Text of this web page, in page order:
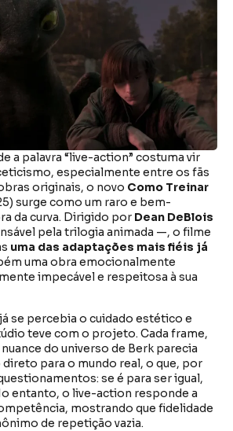
a palavra “live-action” costuma vir
especialmente entre os fãs
originais, o novo Como Treinar
surge como um raro e bem-
da curva. Dirigido por Dean DeBlois
pela trilogia animada —, o filme
uma das adaptações mais fiéis já
uma obra emocionalmente
impecável e respeitosa à sua
se percebia o cuidado estético e
teve com o projeto. Cada frame,
do universo de Berk parecia
direto para o mundo real, o que, por
se é para ser igual,
entanto, o live-action responde a
mostrando que fidelidade
de repetição vazia.